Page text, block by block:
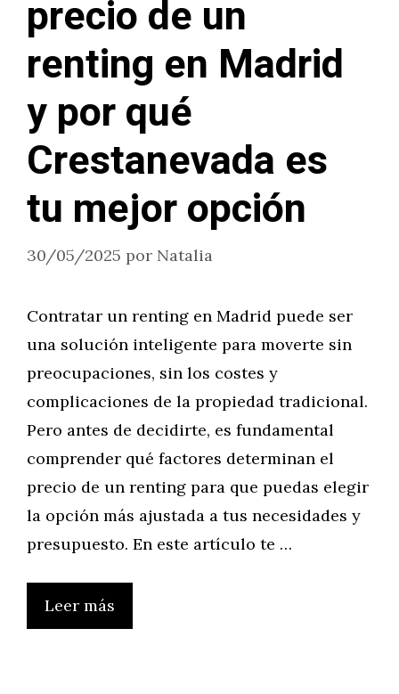
precio de un
renting en Madrid
y por qué
Crestanevada es
tu mejor opción
30/05/2025 por Natalia
Contratar un renting en Madrid puede ser
una solución inteligente para moverte sin
preocupaciones, sin los costes y
complicaciones de la propiedad tradicional.
Pero antes de decidirte, es fundamental
comprender qué factores determinan el
precio de un renting para que puedas elegir
la opción más ajustada a tus necesidades y
presupuesto. En este artículo te …
Leer más